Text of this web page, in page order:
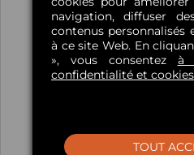
navigation, diffuser
contenus personnalisés
à ce site Web. En
», vous consentez à
confidentialité et
TOUT